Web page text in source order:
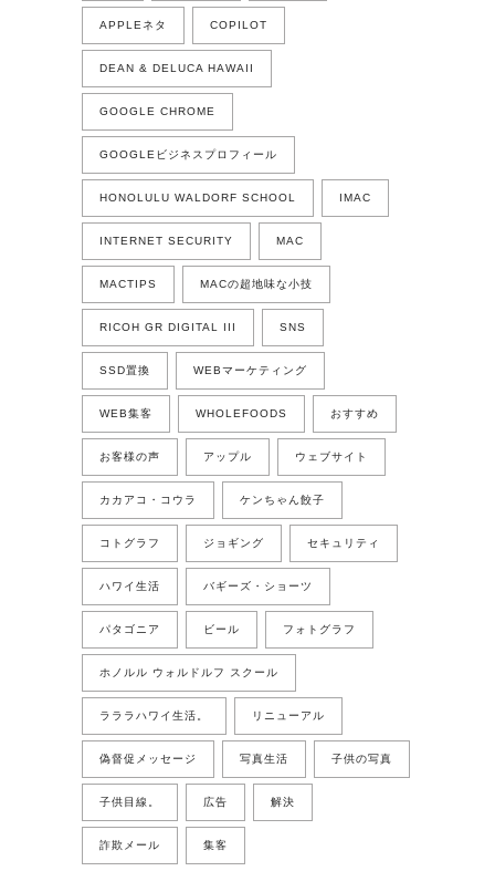
APPLEネタ COPILOT
DEAN & DELUCA HAWAII
GOOGLE CHROME
GOOGLEビジネスプロフィール
HONOLULU WALDORF SCHOOL IMAC
INTERNET SECURITY MAC
MACTIPS MACの超地味な小技
RICOH GR DIGITAL III SNS
SSD置換 WEBマーケティング
WEB集客 WHOLEFOODS おすすめ
お客様の声 アップル ウェブサイト
カカアコ・コウラ ケンちゃん餃子
コトグラフ ジョギング セキュリティ
ハワイ生活 バギーズ・ショーツ
パタゴニア ビール フォトグラフ
ホノルル ウォルドルフ スクール
ラララハワイ生活。 リニューアル
偽督促メッセージ 写真生活 子供の写真
子供目線。 広告 解決
詐欺メール 集客